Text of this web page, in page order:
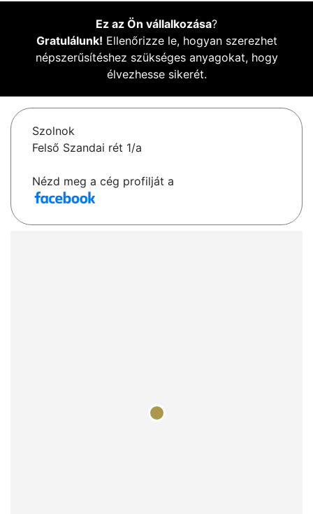
Ez az Ön vállalkozása?
Gratulálunk! Ellenőrizze le, hogyan szerezhet
népszerűsítéshez szükséges anyagokat, hogy
élvezhesse sikerét.
Szolnok
Felső Szandai rét 1/a
Nézd meg a cég profilját a